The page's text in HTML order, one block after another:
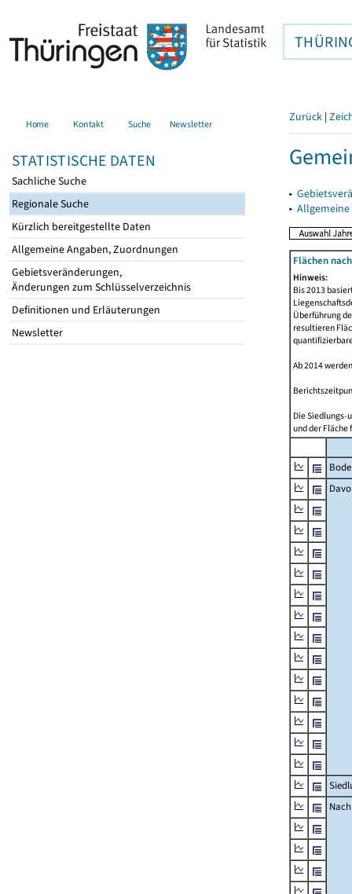
Home Kontakt Suche Newsletter
STATISTISCHE DATEN
Sachliche Suche
Regionale Suche
Kürzlich bereitgestellte Daten
Allgemeine Angaben, Zuordnungen
Gebietsveränderungen,
Änderungen zum Schlüsselverzeichnis
Definitionen und Erläuterungen
Newsletter
Zurück |
▸
▸
Flächen
Hinweis:
Bis 2013
Überführung
resultieren
Ab 2014
Die Siedlungs-
und der Fläche